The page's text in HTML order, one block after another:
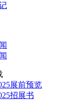
展前预览
招展书